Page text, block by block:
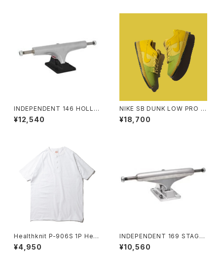
INDEPENDENT 146 HOLLO
W SILVER/ANO BLACK STA
NDARD TRUCKS(STAGE4)
ード トラック（ステージ 4）
¥12,540
NIKE SB DUNK LOW PRO W
C SAFFRON QUARTZ ナイキ
エスビー ダンク ロー プロ サフ
¥18,700
Healthknit P-906S 1P Henl
ey Neck TEE ヘルスニット 1パ
ック ヘンリーネック Tシャツ
¥4,950
INDEPENDENT 169 STAGE
11 POLISHED SKATEBOARD
TRUCKS インディペンデント 1
¥10,560